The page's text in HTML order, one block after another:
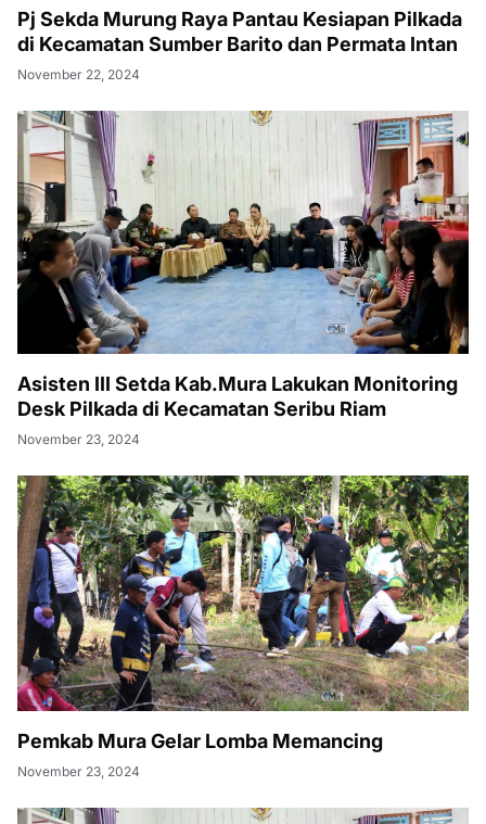
Pj Sekda Murung Raya Pantau Kesiapan Pilkada
di Kecamatan Sumber Barito dan Permata Intan
November 22, 2024
Asisten III Setda Kab.Mura Lakukan Monitoring
Desk Pilkada di Kecamatan Seribu Riam
November 23, 2024
Pemkab Mura Gelar Lomba Memancing
November 23, 2024